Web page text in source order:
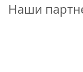
Наши